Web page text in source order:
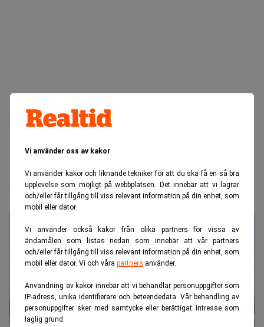
Vi använder oss av kakor
Vi använder kakor och liknande tekniker för att du ska få en så bra
upplevelse som möjligt på webbplatsen. Det innebär att vi lagrar
och/eller får tillgång till viss relevant information på din enhet, som
mobil eller dator.
Vi använder också kakor från olika partners för vissa av
ändamålen som listas nedan som innebär att vår partners
och/eller får tillgång till viss relevant information på din enhet, som
mobil eller dator. Vi och våra partners använder.
Användning av kakor innebär att vi behandlar personuppgifter som
IP-adress, unika identifierare och beteendedata. Vår behandling av
personuppgifter sker med samtycke eller berättigat intresse som
laglig grund.
Framtidens energi kan finnas här –
fyndet väcker globalt intresse